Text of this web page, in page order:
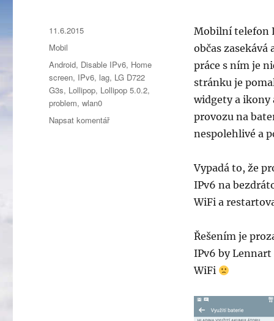
Mobilní telefon
občas zasekává
práce s ním je
stránku je
widgety a ikony
provozu na
nespolehlivé a
Vypadá to, že
IPv6 na
WiFi a
Řešením je
IPv6 by Lennart
WiFi
Publikováno:
11.6.2015
Rubriky:
Mobil
Štítky:
Android, Disable IPv6, Home
screen, IPv6, lag, LG D722
G3s, Lollipop, Lollipop 5.0.2,
problem,wlan0
Napsat komentářpro